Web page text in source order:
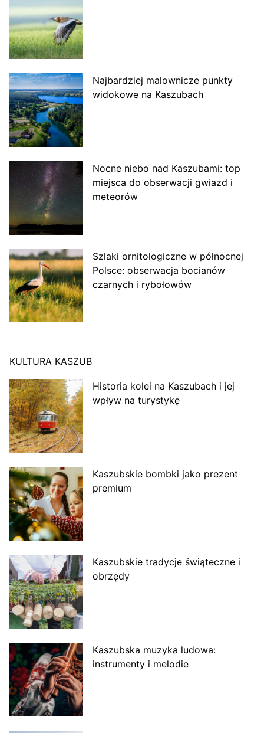
Najbardziej malownicze punkty
widokowe na Kaszubach
Nocne niebo nad Kaszubami: top
miejsca do obserwacji gwiazd i
meteorów
Szlaki ornitologiczne w północnej
Polsce: obserwacja bocianów
czarnych i rybołowów
KULTURA KASZUB
Historia kolei na Kaszubach i jej
wpływ na turystykę
Kaszubskie bombki jako prezent
premium
Kaszubskie tradycje świąteczne i
obrzędy
Kaszubska muzyka ludowa:
instrumenty i melodie